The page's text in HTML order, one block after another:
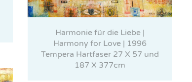
Harmonie für die Liebe |
Harmony for Love | 1996
Tempera Hartfaser 27 X 57 und
187 X 377cm